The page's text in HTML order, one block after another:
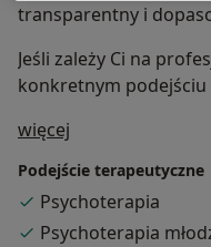
transparentny i
Jeśli zależy Ci na
konkretnym
więcej
Podejście terapeutyczne
Psychoterapia
Psychoterapia